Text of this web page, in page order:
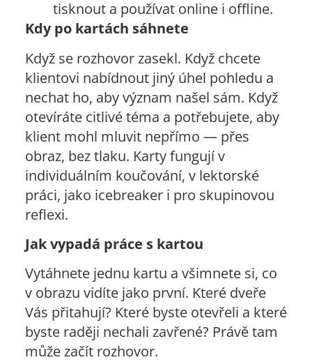
tisknout a používat online i offline.
Kdy po kartách sáhnete
Když se rozhovor zasekl. Když chcete
klientovi nabídnout jiný úhel pohledu a
nechat ho, aby význam našel sám. Když
otevíráte citlivé téma a potřebujete, aby
klient mohl mluvit nepřímo — přes
obraz, bez tlaku. Karty fungují v
individuálním koučování, v lektorské
práci, jako icebreaker i pro skupinovou
reflexi.
Jak vypadá práce s kartou
Vytáhnete jednu kartu a všimnete si, co
v obrazu vidíte jako první. Které dveře
Vás přitahují? Které byste otevřeli a které
byste raději nechali zavřené? Právě tam
může začít rozhovor.